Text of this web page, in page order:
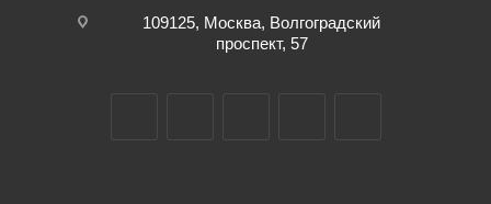
109125, Москва, Волгоградский
проспект, 57